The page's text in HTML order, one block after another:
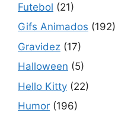
Futebol (21)
Gifs Animados (192)
Gravidez (17)
Halloween (5)
Hello Kitty (22)
Humor (196)